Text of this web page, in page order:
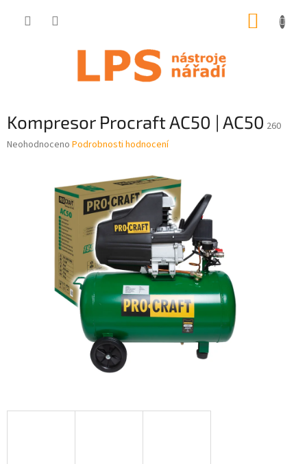
Kompresor Procraft AC50 | AC50 260
Průměrné
Neohodnoceno Podrobnosti hodnocení